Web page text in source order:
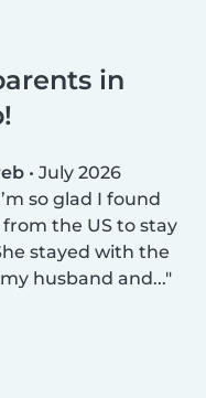
in
• July 2026
so glad I found
the US to stay
stayed with the
husband and...